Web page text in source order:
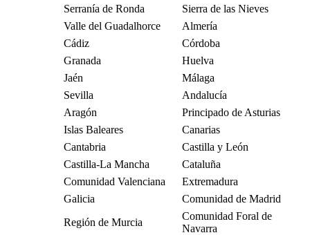
Serranía de Ronda
Sierra de las Nieves
Valle del Guadalhorce
Almería
Cádiz
Córdoba
Granada
Huelva
Jaén
Málaga
Sevilla
Andalucía
Aragón
Principado de Asturias
Islas Baleares
Canarias
Cantabria
Castilla y León
Castilla-La Mancha
Cataluña
Comunidad Valenciana
Extremadura
Galicia
Comunidad de Madrid
Región de Murcia
Comunidad Foral de
Navarra